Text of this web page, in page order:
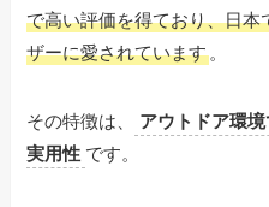
で高い評価を得ており、日
ザーに愛されています 。
その特徴は、
アウトドア環
実用性 です。